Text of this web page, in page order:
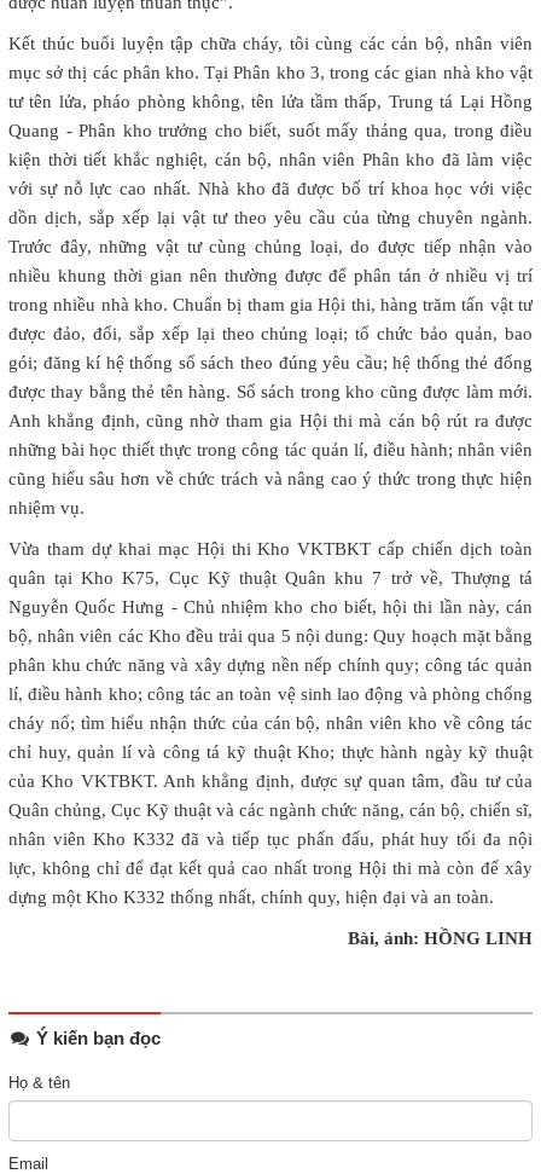
Kết thúc buổi luyện tập chữa cháy, tôi cùng các cán bộ, nhân viên
mục sở thị các phân kho. Tại Phân kho 3, trong các gian nhà kho vật
tư tên lửa, pháo phòng không, tên lửa tầm thấp, Trung tá Lại Hồng
Quang - Phân kho trưởng cho biết, suốt mấy tháng qua, trong điều
kiện thời tiết khắc nghiệt, cán bộ, nhân viên Phân kho đã làm việc
với sự nỗ lực cao nhất. Nhà kho đã được bố trí khoa học với việc
dồn dịch, sắp xếp lại vật tư theo yêu cầu của từng chuyên ngành.
Trước đây, những vật tư cùng chủng loại, do được tiếp nhận vào
nhiều khung thời gian nên thường được để phân tán ở nhiều vị trí
trong nhiều nhà kho. Chuẩn bị tham gia Hội thi, hàng trăm tấn vật tư
được đảo, đổi, sắp xếp lại theo chủng loại; tổ chức bảo quản, bao
gói; đăng kí hệ thống sổ sách theo đúng yêu cầu; hệ thống thẻ đống
được thay bằng thẻ tên hàng. Sổ sách trong kho cũng được làm mới.
Anh khẳng định, cũng nhờ tham gia Hội thi mà cán bộ rút ra được
những bài học thiết thực trong công tác quản lí, điều hành; nhân viên
cũng hiểu sâu hơn về chức trách và nâng cao ý thức trong thực hiện
nhiệm vụ.
Vừa tham dự khai mạc Hội thi Kho VKTBKT cấp chiến dịch toàn
quân tại Kho K75, Cục Kỹ thuật Quân khu 7 trở về, Thượng tá
Nguyễn Quốc Hưng - Chủ nhiệm kho cho biết, hội thi lần này, cán
bộ, nhân viên các Kho đều trải qua 5 nội dung: Quy hoạch mặt bằng
phân khu chức năng và xây dựng nền nếp chính quy; công tác quản
lí, điều hành kho; công tác an toàn vệ sinh lao động và phòng chống
cháy nổ; tìm hiểu nhận thức của cán bộ, nhân viên kho về công tác
chỉ huy, quản lí và công tá kỹ thuật Kho; thực hành ngày kỹ thuật
của Kho VKTBKT. Anh khẳng định, được sự quan tâm, đầu tư của
Quân chủng, Cục Kỹ thuật và các ngành chức năng, cán bộ, chiến sĩ,
nhân viên Kho K332 đã và tiếp tục phấn đấu, phát huy tối đa nội
lực, không chỉ để đạt kết quả cao nhất trong Hội thi mà còn để xây
dựng một Kho K332 thống nhất, chính quy, hiện đại và an toàn.
Bài, ảnh: HỒNG LINH
Ý kiến bạn đọc
Họ & tên
Email